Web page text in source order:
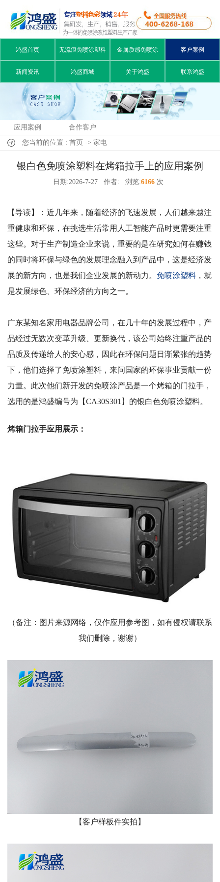
鸿盛首页 无流痕免喷涂塑料 金属质感免喷涂 客户案例
新闻资讯 鸿盛商城 关于鸿盛 联系鸿盛
应用案例 合作客户
您当前的位置 : 首页 -> 家电
银白色免喷涂塑料在烤箱拉手上的应用案例
日期:2026-7-27 作者: 浏览:6166次
【导读】：近几年来，随着经济的飞速发展，人们越来越注
重健康和环保，在挑选生活常用人工智能产品时更需要注重
这些。对于生产制造企业来说，重要的是在研究如何在赚钱
的同时将环保与绿色的发展理念融入到产品中，这是经济发
展的新方向， 也是我们企业发展的新动力。 免喷涂塑料 ，就
是发展绿色、环保经济的方向之一。
广东某知名家用电器品牌公司，在几十年的发展过程中，产
品经过无数次变革升级、更新换代，该公司始终注重产品的
品质及传递给人的安心感，因此在环保问题日渐紧张的趋势
下，他们选择了免喷涂塑料，来问国家的环保事业贡献一份
力量。此次他们新开发的免喷涂产品是一个烤箱的门拉手，
选用的是鸿盛编号为【CA30S301 】的银白色免喷涂塑料。
烤箱门拉手应用展示：
（备注：图片来源网络，仅作应用参考图，如有侵权请联系
我们删除，谢谢）
【客户样板件实拍】